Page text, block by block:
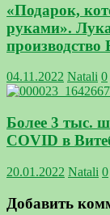
«Подарок,
руками».
04.11.2022 Natali 0
Более 3 тыс.
COVID в
20.01.2022 Natali 0
Добавить